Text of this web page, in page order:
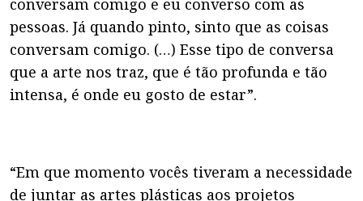
conversam comigo e eu converso com as
pessoas. Já quando pinto, sinto que as coisas
conversam comigo. (…) Esse tipo de conversa
que a arte nos traz, que é tão profunda e tão
intensa, é onde eu gosto de estar”.
“Em que momento vocês tiveram a necessidade
de juntar as artes plásticas aos projetos